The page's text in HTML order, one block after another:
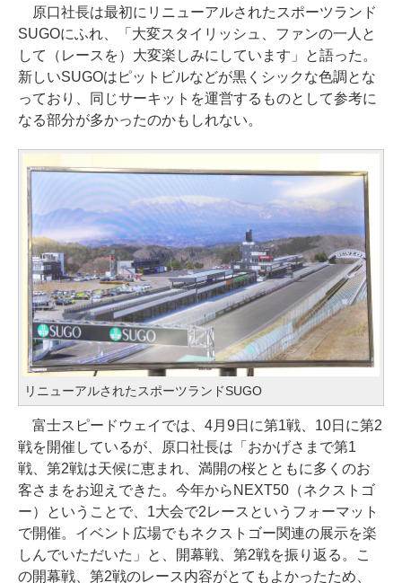
原口社長は最初にリニューアルされたスポーツランド
SUGOにふれ、「大変スタイリッシュ、ファンの一人と
して（レースを）大変楽しみにしています」と語った。
新しいSUGOはピットビルなどが黒くシックな色調とな
っており、同じサーキットを運営するものとして参考に
なる部分が多かったのかもしれない。
リニューアルされたスポーツランドSUGO
富士スピードウェイでは、4月9日に第1戦、10日に第2
戦を開催しているが、原口社長は「おかげさまで第1
戦、第2戦は天候に恵まれ、満開の桜とともに多くのお
客さまをお迎えできた。今年からNEXT50（ネクストゴ
ー）ということで、1大会で2レースというフォーマット
で開催。イベント広場でもネクストゴー関連の展示を楽
しんでいただいた」と、開幕戦、第2戦を振り返る。こ
の開幕戦、第2戦のレース内容がとてもよかったため、